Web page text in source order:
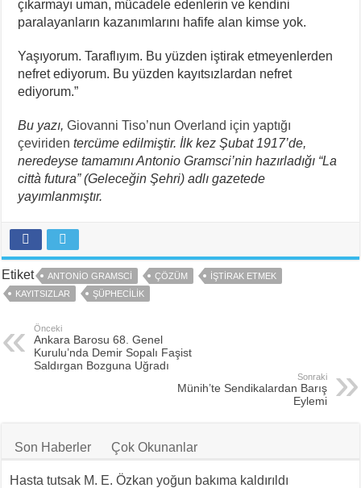
çıkarmayı uman, mücadele edenlerin ve kendini
paralayanların kazanımlarını hafife alan kimse yok.
Yaşıyorum. Taraflıyım. Bu yüzden iştirak etmeyenlerden
nefret ediyorum. Bu yüzden kayıtsızlardan nefret
ediyorum.”
Bu yazı,Giovanni Tiso’nun Overland için yaptığı
çeviriden tercüme edilmiştir. İlk kez Şubat 1917’de,
neredeyse tamamını Antonio Gramsci’nin hazırladığı “La
città futura” (Geleceğin Şehri) adlı gazetede
yayımlanmıştır.
Etiket ANTONIO GRAMSCI ÇÖZÜM
IŞTIRAK ETMEK
KAYITSIZLAR
ŞÜPHECILIK
Önceki
Ankara Barosu 68. Genel
Kurulu’nda Demir Sopalı Faşist
Saldırgan Bozguna Uğradı
Sonraki
Münih’te Sendikalardan Barış
Eylemi
Son Haberler Çok Okunanlar
Hasta tutsak M. E. Özkan yoğun bakıma kaldırıldı